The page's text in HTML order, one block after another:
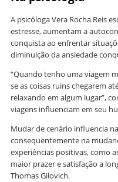
A psicóloga Vera Rocha Reis
estresse, aumentam a
conquista ao enfrentar
diminuição da ansiedade
“Quando tenho uma viagem
se as coisas ruins chegarem
relaxando em algum lugar”,
viagens influenciam em seu
Mudar de cenário influencia
consequentemente na
experiências positivas, como
maior prazer e satisfação a
Thomas Gilovich.